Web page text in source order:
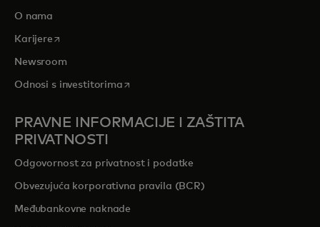
O nama
Karijereopens in a new tab
Newsroom
Odnosi s investitorimaopens in a new tab
PRAVNE INFORMACIJE I ZAŠTITA
PRIVATNOSTI
Odgovornost za privatnost i podatke
Obvezujuća korporativna pravila (BCR)
Međubankovne naknade